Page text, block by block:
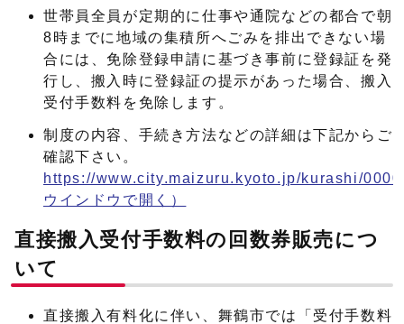
世帯員全員が定期的に仕事や通院などの都合で朝
8時までに地域の集積所へごみを排出できない場
合には、免除登録申請に基づき事前に登録証を発
行し、搬入時に登録証の提示があった場合、搬入
受付手数料を免除します。
制度の内容、手続き方法などの詳細は下記からご
確認下さい。
https://www.city.maizuru.kyoto.jp/kurashi/
ウインドウで開く）
直接搬入受付手数料の回数券販売につ
いて
直接搬入有料化に伴い、舞鶴市では「受付手数料